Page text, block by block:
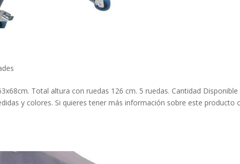
Total altura con ruedas 126 cm. 5 ruedas. Cantidad Disponible
y colores. Si quieres tener más información sobre este producto